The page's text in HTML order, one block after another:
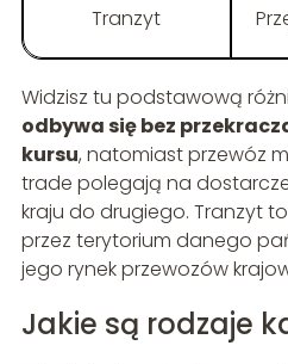
Tranzyt
Widzisz tu podstawową
odbywa się bez
kursu, natomiast przewóz
trade polegają na
kraju do drugiego. Tranzyt
przez terytorium danego
jego rynek przewozów
Jakie są rodzaje